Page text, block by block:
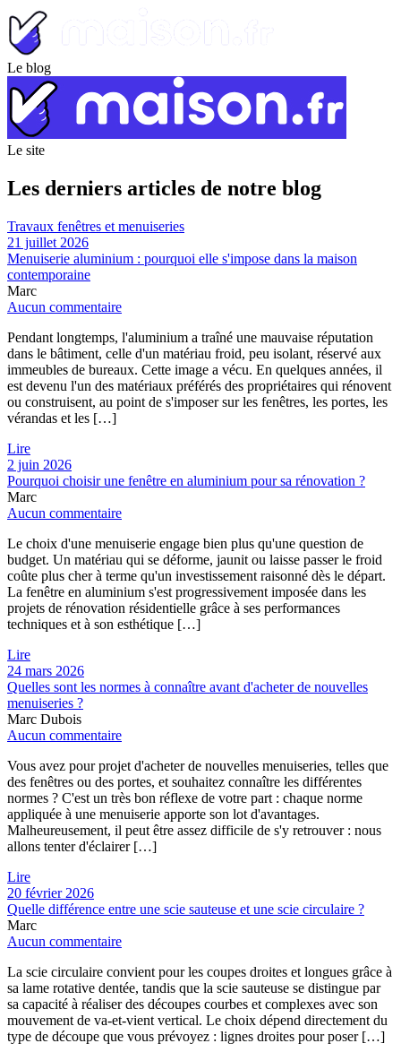
Le blog
Le site
Les derniers articles de notre blog
Travaux fenêtres et menuiseries
21 juillet 2026
Menuiserie aluminium : pourquoi elle s'impose dans la maison
contemporaine
Marc
Aucun commentaire
Pendant longtemps, l'aluminium a traîné une mauvaise réputation
dans le bâtiment, celle d'un matériau froid, peu isolant, réservé aux
immeubles de bureaux. Cette image a vécu. En quelques années, il
est devenu l'un des matériaux préférés des propriétaires qui rénovent
ou construisent, au point de s'imposer sur les fenêtres, les portes, les
vérandas et les […]
Lire
2 juin 2026
Pourquoi choisir une fenêtre en aluminium pour sa rénovation ?
Marc
Aucun commentaire
Le choix d'une menuiserie engage bien plus qu'une question de
budget. Un matériau qui se déforme, jaunit ou laisse passer le froid
coûte plus cher à terme qu'un investissement raisonné dès le départ.
La fenêtre en aluminium s'est progressivement imposée dans les
projets de rénovation résidentielle grâce à ses performances
techniques et à son esthétique […]
Lire
24 mars 2026
Quelles sont les normes à connaître avant d'acheter de nouvelles
menuiseries ?
Marc Dubois
Aucun commentaire
Vous avez pour projet d'acheter de nouvelles menuiseries, telles que
des fenêtres ou des portes, et souhaitez connaître les différentes
normes ? C'est un très bon réflexe de votre part : chaque norme
appliquée à une menuiserie apporte son lot d'avantages.
Malheureusement, il peut être assez difficile de s'y retrouver : nous
allons tenter d'éclairer […]
Lire
20 février 2026
Quelle différence entre une scie sauteuse et une scie circulaire ?
Marc
Aucun commentaire
La scie circulaire convient pour les coupes droites et longues grâce à
sa lame rotative dentée, tandis que la scie sauteuse se distingue par
sa capacité à réaliser des découpes courbes et complexes avec son
mouvement de va-et-vient vertical. Le choix dépend directement du
type de découpe que vous prévoyez : lignes droites pour poser […]